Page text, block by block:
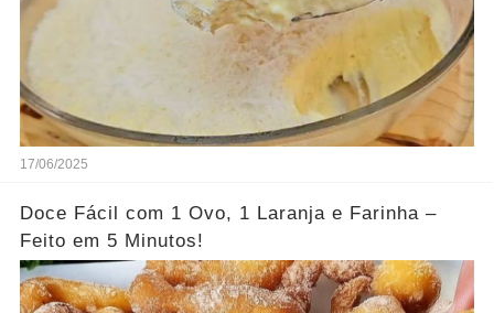
17/06/2025
Doce Fácil com 1 Ovo, 1 Laranja e Farinha –
Feito em 5 Minutos!